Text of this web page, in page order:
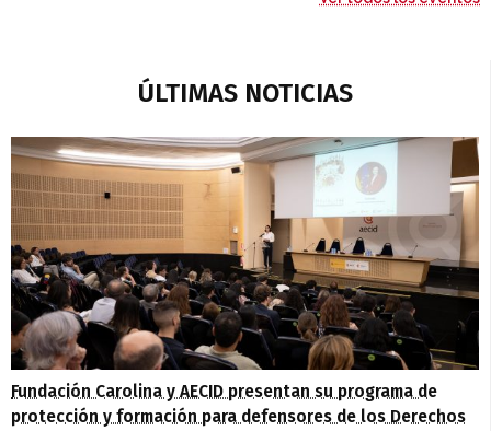
ÚLTIMAS NOTICIAS
Fundación Carolina y AECID presentan su programa de
protección y formación para defensores de los Derechos